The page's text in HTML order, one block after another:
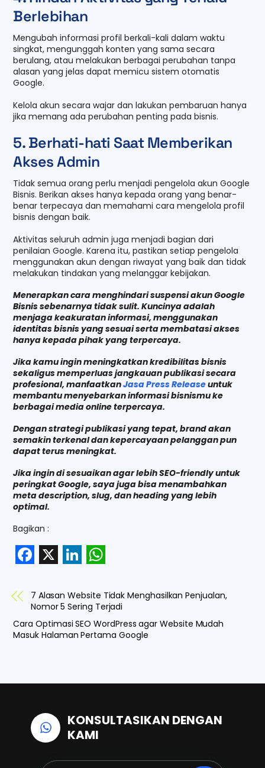
Berlebihan
Mengubah informasi profil berkali-kali dalam waktu
singkat, mengunggah konten yang sama secara
berulang, atau melakukan berbagai perubahan tanpa
alasan yang jelas dapat memicu sistem otomatis
Google.
Kelola akun secara wajar dan lakukan pembaruan hanya
jika memang ada perubahan penting pada bisnis.
5. Berhati-hati Saat Memberikan
Akses Admin
Tidak semua orang perlu menjadi pengelola akun Google
Bisnis. Berikan akses hanya kepada orang yang benar-
benar terpecaya dan memahami cara mengelola profil
bisnis dengan baik.
Aktivitas seluruh admin juga menjadi bagian dari
penilaian Google. Karena itu, pastikan setiap pengelola
menggunakan akun dengan riwayat yang baik dan tidak
melakukan tindakan yang melanggar kebijakan.
Menerapkan cara menghindari suspensi akun Google
Bisnis sebenarnya tidak sulit. Kuncinya adalah
menjaga keakuratan informasi, menggunakan
identitas bisnis yang sesuai serta membatasi akses
hanya kepada pihak yang terpercaya.
Jika kamu ingin meningkatkan kredibilitas bisnis
sekaligus memperluas jangkauan publikasi secara
profesional, manfaatkanJasa Press Releaseuntuk
membantu menyebarkan informasi bisnismu ke
berbagai media online terpercaya.
Dengan strategi publikasi yang tepat, brand akan
semakin terkenal dan kepercayaan pelanggan pun
dapat terus meningkat.
Jika ingin di sesuaikan agar lebih SEO-friendly untuk
peringkat Google, saya juga bisa menambahkan
meta description, slug, dan heading yang lebih
optimal.
Bagikan :
F
a
e
o
X L
i
n
k
I
W
h
a
t
p
7 Alasan Website Tidak Menghasilkan Penjualan,
Nomor 5 Sering Terjadi
Cara Optimasi SEO WordPress agar Website Mudah
Masuk Halaman Pertama Google
KONSULTASIKAN DENGAN
KAMI